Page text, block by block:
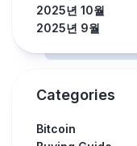
2025년 10월
2025년 9월
Categories
Bitcoin